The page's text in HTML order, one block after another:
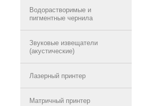
Водорастворимые и
пигментные чернила
Звуковые извещатели
(акустические)
Лазерный принтер
Матричный принтер